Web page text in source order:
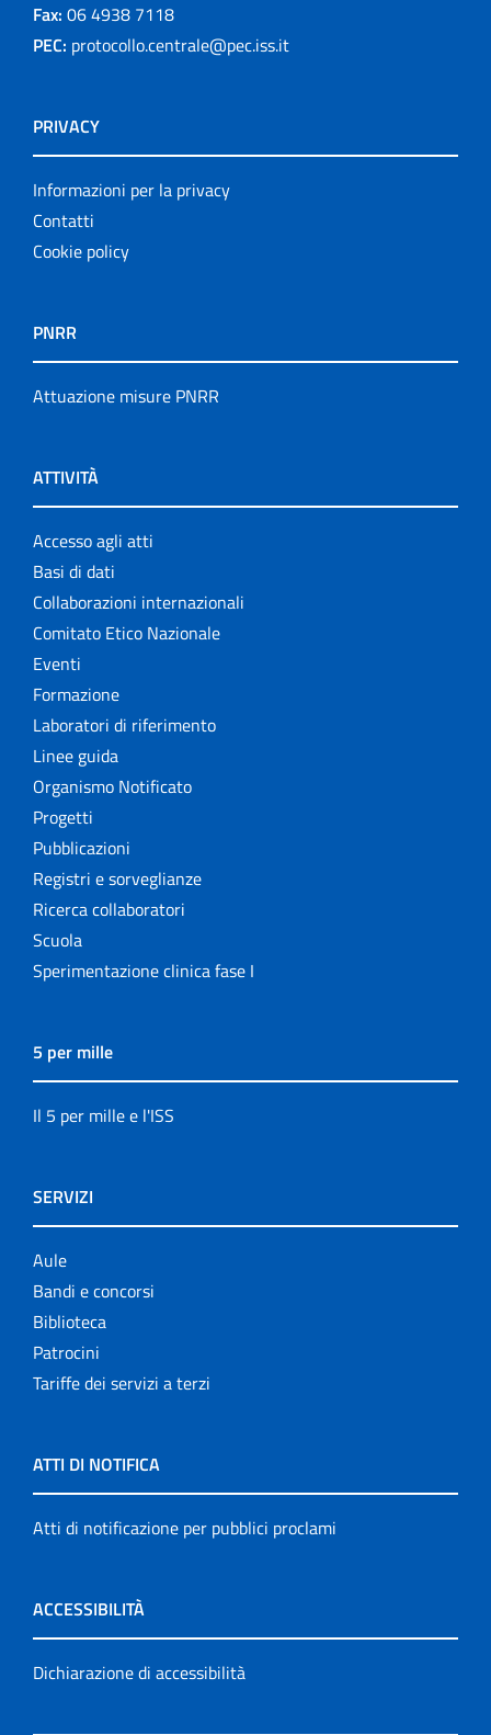
Fax: 06 4938 7118
PEC: protocollo.centrale@pec.iss.it
PRIVACY
Informazioni per la privacy
Contatti
Cookie policy
PNRR
Attuazione misure PNRR
ATTIVITÀ
Accesso agli atti
Basi di dati
Collaborazioni internazionali
Comitato Etico Nazionale
Eventi
Formazione
Laboratori di riferimento
Linee guida
Organismo Notificato
Progetti
Pubblicazioni
Registri e sorveglianze
Ricerca collaboratori
Scuola
Sperimentazione clinica fase I
5 per mille
Il 5 per mille e l'ISS
SERVIZI
Aule
Bandi e concorsi
Biblioteca
Patrocini
Tariffe dei servizi a terzi
ATTI DI NOTIFICA
Atti di notificazione per pubblici proclami
ACCESSIBILITÀ
Dichiarazione di accessibilità